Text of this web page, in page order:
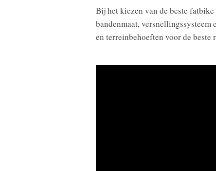
Bij het kiezen van de beste
bandenmaat,
en terreinbehoeften voor de beste